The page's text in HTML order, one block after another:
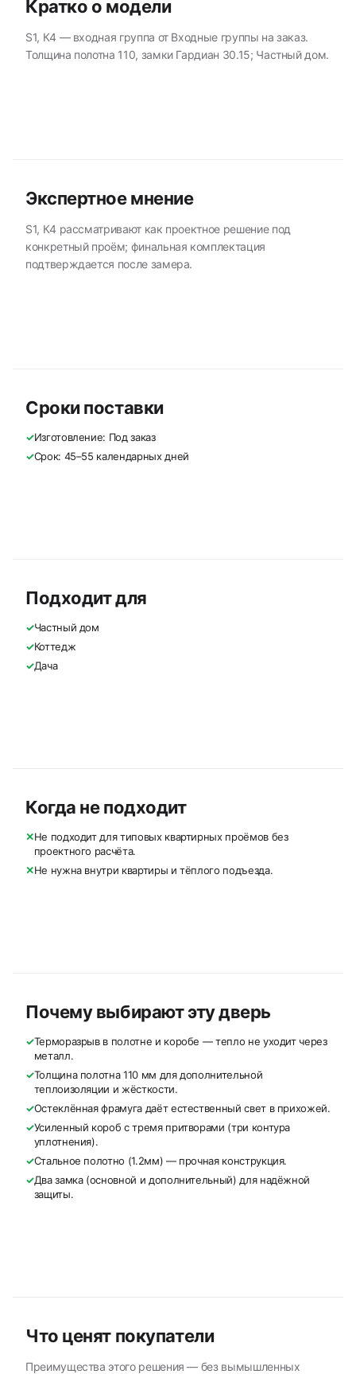
Кратко о модели
S1, К4 — входная группа от Входные группы на заказ.
Толщина полотна 110, замки Гардиан 30.15; Частный дом.
Экспертное мнение
S1, К4 рассматривают как проектное решение под
конкретный проём; финальная комплектация
подтверждается после замера.
Сроки поставки
✓Изготовление: Под заказ
✓Срок: 45–55 календарных дней
Подходит для
✓Частный дом
✓Коттедж
✓Дача
Когда не подходит
✕Не подходит для типовых квартирных проёмов без
проектного расчёта.
✕Не нужна внутри квартиры и тёплого подъезда.
Почему выбирают эту дверь
✓Терморазрыв в полотне и коробе — тепло не уходит через
металл.
✓Толщина полотна 110 мм для дополнительной
теплоизоляции и жёсткости.
✓Остеклённая фрамуга даёт естественный свет в прихожей.
✓Усиленный короб с тремя притворами (три контура
уплотнения).
✓Стальное полотно (1.2мм) — прочная конструкция.
✓Два замка (основной и дополнительный) для надёжной
защиты.
Что ценят покупатели
Преимущества этого решения — без вымышленных